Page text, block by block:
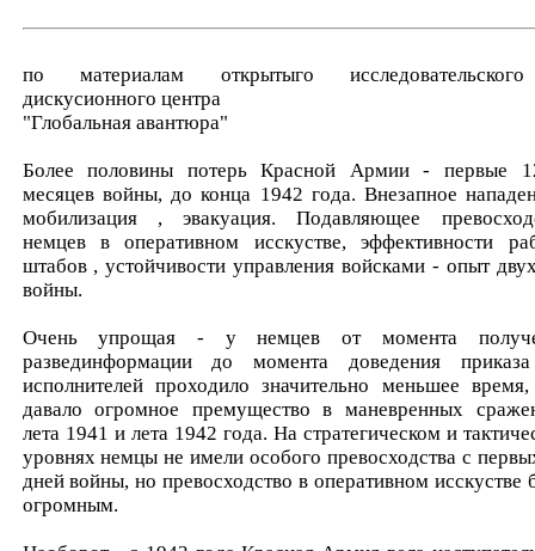
по материалам открытыго
дискусионного центра
"Глобальная авантюра"
Более половины потерь Красной Армии - первые
месяцев войны, до конца 1942 года. Внезапное
мобилизация , эвакуация. Подавляющее
немцев в оперативном исскустве, эффективности
штабов , устойчивости управления войсками - опыт
войны.
Очень упрощая - у немцев от момента
развединформации до момента доведения
исполнителей проходило значительно меньшее
давало огромное премущество в маневренных
лета 1941 и лета 1942 года. На стратегическом и
уровнях немцы не имели особого превосходства с
дней войны, но превосходство в оперативном исскустве
огромным.